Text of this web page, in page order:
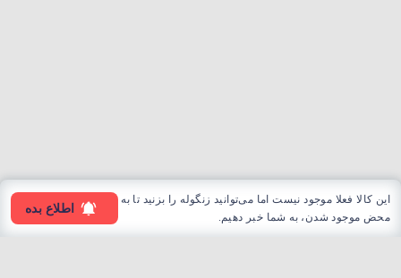
این کالا فعلا موجود نیست اما می‌توانید زنگوله را بزنید تا به
محض موجود شدن، به شما خبر دهیم.
اطلاع بده